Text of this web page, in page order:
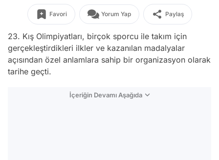
Favori Yorum Yap Paylaş
23. Kış Olimpiyatları, birçok sporcu ile takım için
gerçekleştirdikleri ilkler ve kazanılan madalyalar
açısından özel anlamlara sahip bir organizasyon olarak
tarihe geçti.
İçeriğin Devamı Aşağıda